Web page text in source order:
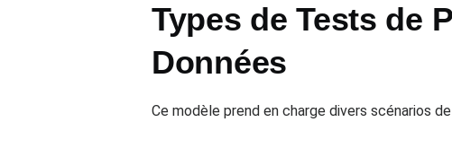
Types de Tests de
Données
Ce modèle prend en charge divers scénarios